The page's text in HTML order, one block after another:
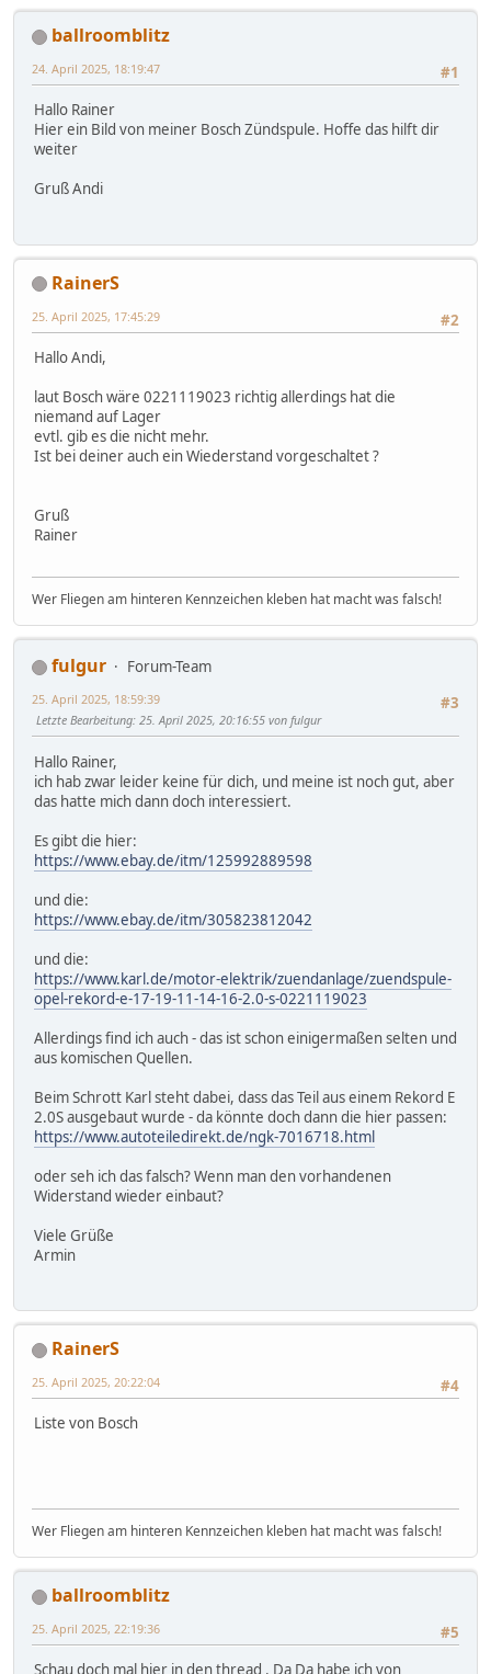
ballroomblitz
#1
24. April 2025, 18:19:47
Hallo Rainer
Hier ein Bild von meiner Bosch Zündspule. Hoffe das hilft dir
weiter
Gruß Andi
RainerS
#2
25. April 2025, 17:45:29
Hallo Andi,
laut Bosch wäre 0221119023 richtig allerdings hat die
niemand auf Lager
evtl. gib es die nicht mehr.
Ist bei deiner auch ein Wiederstand vorgeschaltet ?
Gruß
Rainer
Wer Fliegen am hinteren Kennzeichen kleben hat macht was falsch!
fulgur
Forum-Team
#3
25. April 2025, 18:59:39
Letzte Bearbeitung: 25. April 2025, 20:16:55 von fulgur
Hallo Rainer,
ich hab zwar leider keine für dich, und meine ist noch gut, aber
das hatte mich dann doch interessiert.
Es gibt die hier:
https://www.ebay.de/itm/125992889598
und die:
https://www.ebay.de/itm/305823812042
und die:
https://www.karl.de/motor-elektrik/zuendanlage/zuendspule-
opel-rekord-e-17-19-11-14-16-2.0-s-0221119023
Allerdings find ich auch - das ist schon einigermaßen selten und
aus komischen Quellen.
Beim Schrott Karl steht dabei, dass das Teil aus einem Rekord E
2.0S ausgebaut wurde - da könnte doch dann die hier passen:
https://www.autoteiledirekt.de/ngk-7016718.html
oder seh ich das falsch? Wenn man den vorhandenen
Widerstand wieder einbaut?
Viele Grüße
Armin
RainerS
#4
25. April 2025, 20:22:04
Liste von Bosch
Wer Fliegen am hinteren Kennzeichen kleben hat macht was falsch!
ballroomblitz
#5
25. April 2025, 22:19:36
Schau doch mal hier in den thread . Da Da habe ich von